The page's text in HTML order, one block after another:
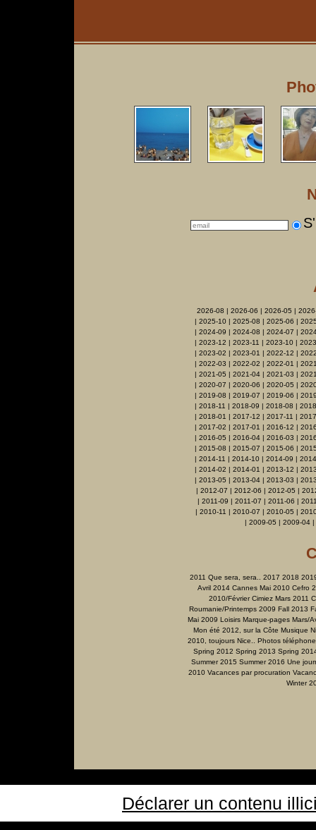
2026-08 | 2026-06 | 2026-05 |
| 2025-10| 2025-08 | 2025-06 |
| 2024-09 | 2024-08 | 2024-07 |
| 2023-12 | 2023-11 | 2023-10 |
| 2023-02 | 2023-01 | 2022-12 |
| 2022-03 | 2022-02 | 2022-01 |
| 2021-05 | 2021-04| 2021-03 |
| 2020-07 | 2020-06 | 2020-05 |
| 2019-08 | 2019-07 | 2019-06 |
| 2018-11 | 2018-09 | 2018-08 |
| 2018-01 | 2017-12 | 2017-11 |
| 2017-02 | 2017-01 | 2016-12 |
| 2016-05 | 2016-04 | 2016-03 |
| 2015-08 | 2015-07 | 2015-06 |
| 2014-11 | 2014-10 | 2014-09 |
| 2014-02 | 2014-01 | 2013-12 |
| 2013-05 | 2013-04 | 2013-03 |
| 2012-07 | 2012-06 | 2012-05 |
| 2011-09 | 2011-07 | 2011-06 |
| 2010-11 | 2010-07 | 2010-05 |
| 2009-05 | 2009-04 |
2011 Que sera, sera.. 2017 2018
Avril 2014 Cannes Mai 2010 Cefro
2010/Février Cimiez Mars 2011
Roumanie/Printemps 2009 Fall 2013
Mai 2009 Loisirs Marque-pages Mars/
Mon été 2012, sur la Côte Musique
2010, toujours Nice..
Photos téléphone
Spring 2012 Spring 2013 Spring
Summer 2015 Summer 2016 Une
2010 Vacances par procuration
Winter
Déclarer un contenu